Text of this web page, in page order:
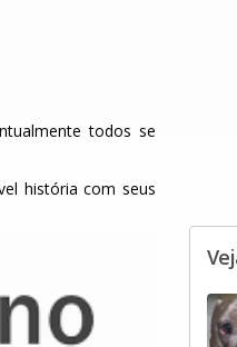
todos se
história com seus